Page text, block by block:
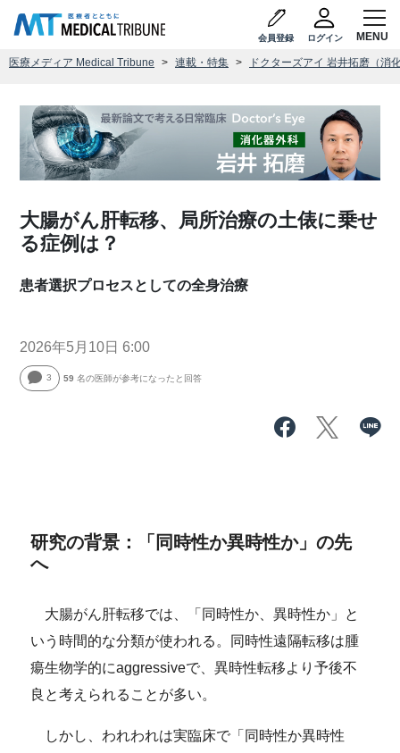
会員登録 ログイン
医療メディア Medical Tribune 連載・特集 ドクターズアイ 岩井拓磨（消
大腸がん肝転移、局所治療の土俵に乗せ
る症例は？
患者選択プロセスとしての全身治療
2026年5月10日 6:00
3 59 名の医師が参考になったと回答
研究の背景：「同時性か異時性か」の先
へ
大腸がん肝転移では、「同時性か、異時性か」と
いう時間的な分類が使われる。同時性遠隔転移は腫
瘍生物学的にaggressiveで、異時性転移より予後不
良と考えられることが多い。
しかし、われわれは実臨床で「同時性か異時性